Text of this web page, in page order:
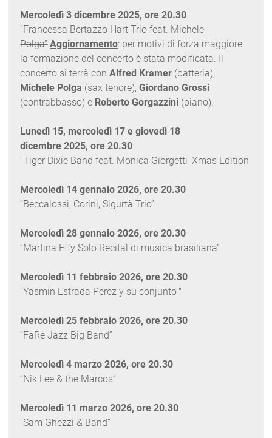
Mercoledì 3 dicembre 2025, ore 20.30
“Francesca Bertazzo Hart Trio feat. Michele
Polga” Aggiornamento: per motivi di forza maggiore
la formazione del concerto è stata modificata. Il
concerto si terrà conAlfred Kramer (batteria),
Michele Polga (sax tenore),Giordano Grossi
(contrabbasso) e Roberto Gorgazzini (piano).
Lunedì 15, mercoledì 17 e giovedì 18
dicembre 2025, ore 20.30
“Tiger Dixie Band feat. Monica Giorgetti 'Xmas Edition
Mercoledì 14 gennaio 2026, ore 20.30
“Beccalossi, Corini, Sigurtà Trio”
Mercoledì 28 gennaio 2026, ore 20.30
“Martina Effy Solo Recital di musica brasiliana”
Mercoledì 11 febbraio 2026, ore 20.30
“Yasmin Estrada Perez y su conjunto”"
Mercoledì 25 febbraio 2026, ore 20.30
“FaRe Jazz Big Band”
Mercoledì 4 marzo 2026, ore 20.30
“Nik Lee & the Marcos”
Mercoledì 11 marzo 2026, ore 20.30
“Sam Ghezzi & Band”